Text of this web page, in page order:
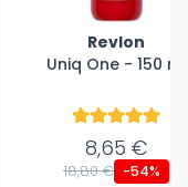
Revlon
Uniq One - 150 ml
8,65 €
18,80 € -54%